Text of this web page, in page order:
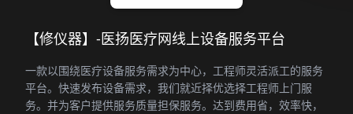
【修仪器】-医扬医疗网线上设备服务平台
一款以围绕医疗设备服务需求为中心，工程师灵活派工的服务
平台。快速发布设备需求，我们就近择优选择工程师上门服
务。并为客户提供服务质量担保服务。达到费用省，效率快，